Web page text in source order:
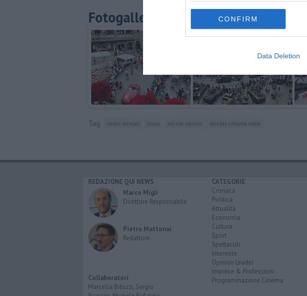
CONFIRM
Data Deletion
Fotogallery
Tag radio deejay linus nicola savino deejay chiama italia
REDAZIONE QUI NEWS
Marco Migli
Direttore Responsabile
Pietro Mattonai
Redattore
Collaboratori
Marcella Bitozzi, Sergio
CATEGORIE
Cronaca
Politica
Attualità
Economia
Cultura
Sport
Spettacoli
Interviste
Opinion Leader
Imprese & Professioni
Programmazione Cinema